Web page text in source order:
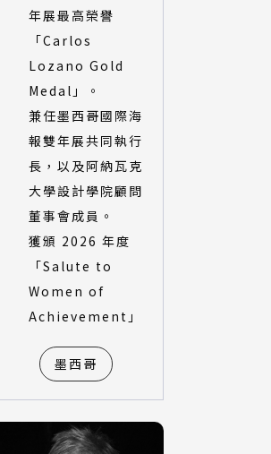
年展最高榮譽
「Carlos
Lozano Gold
Medal」。
兼任墨西哥國際海
報雙年展共同執行
長，以及阿納瓦克
大學設計學院顧問
董事會成員。
獲頒 2026 年度
「Salute to
Women of
Achievement」
墨西哥